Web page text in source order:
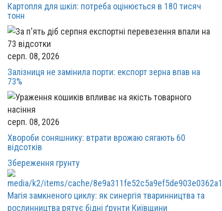
Картопля для шкіл: потреба оцінюється в 180 тисяч
тонн
серп. 08, 2026
Залізниця не замінила порти: експорт зерна впав на
73%
серп. 08, 2026
Хвороби соняшнику: втрати врожаю сягають 60
відсотків
Збереження грунту
Магія замкненого циклу: як синергія тваринництва та
рослинництва рятує бідні ґрунти Київщини